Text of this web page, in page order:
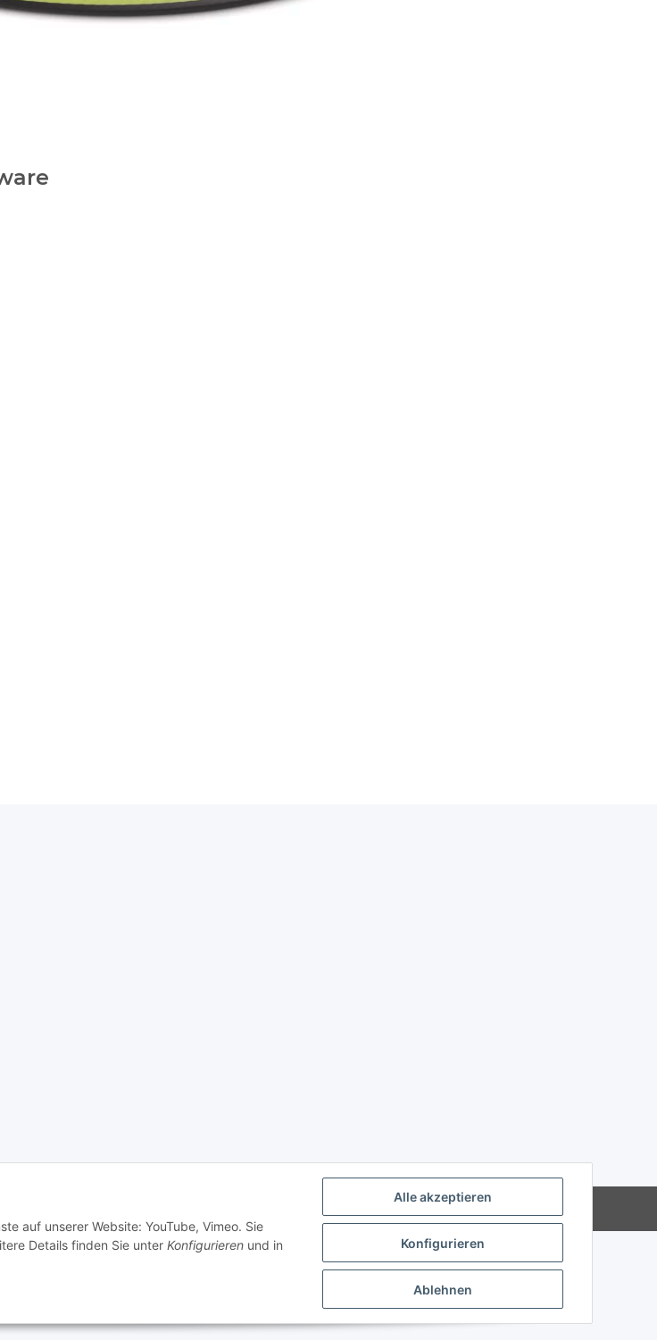
Alle akzeptieren
Konfigurieren
Ablehnen
auf unserer Website: YouTube, Vimeo. Sie
Details finden Sie unter Konfigurieren und in